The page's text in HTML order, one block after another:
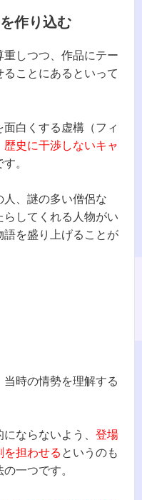
作り込む
しつつ、作品にテー
ことにあるといって
白くする虚構（フィ
歴史に干渉しないキャ
。
、謎の多い僧侶な
してくれる人物がい
語を盛り上げることが
時の情勢を理解する
ならないよう、 登場
を担わせる というのも
一つです。